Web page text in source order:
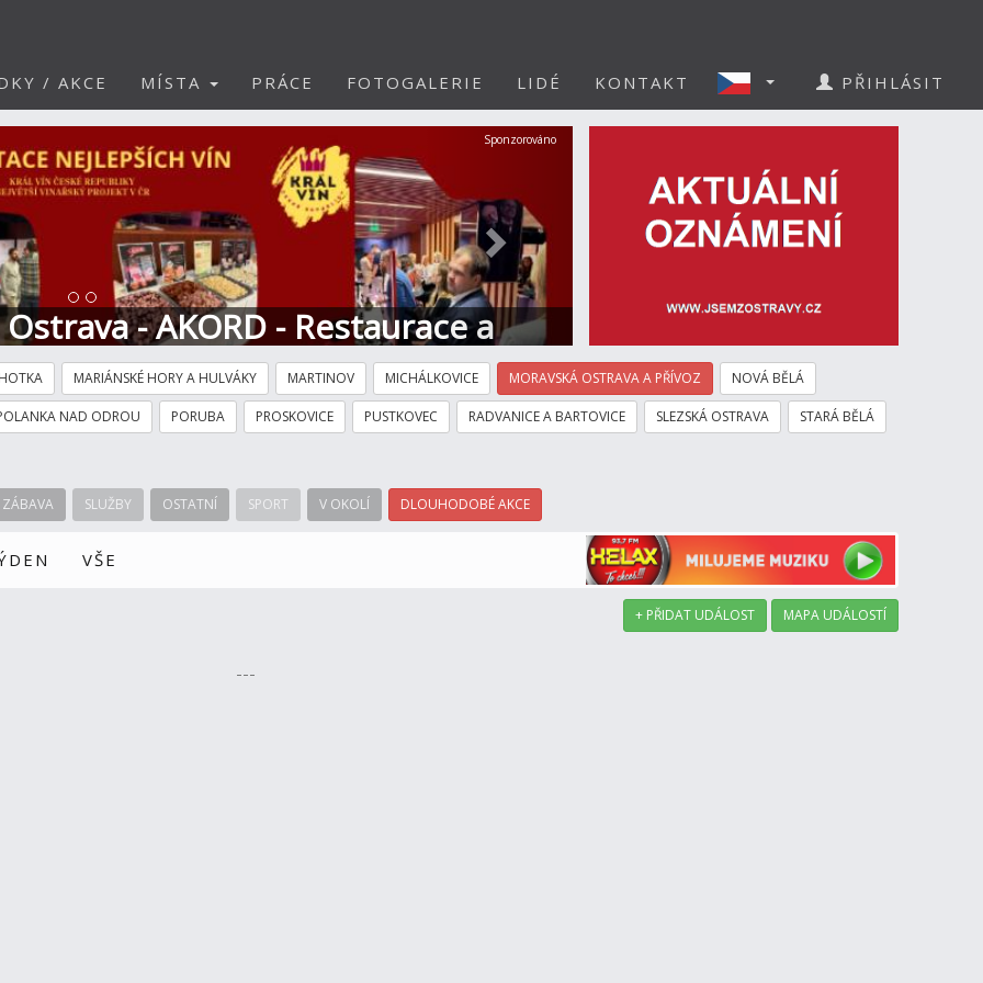
/ AKCE MÍSTA PRÁCE FOTOGALERIE LIDÉ KONTAKT PŘIHLÁSIT
- AKORD - Restaurace a
Další
Sponzorováno
MARIÁNSKÉ HORY A HULVÁKY MARTINOV MICHÁLKOVICE MORAVSKÁ OSTRAVA A PŘÍVOZ NOVÁ BĚLÁ
NAD ODROU PORUBA PROSKOVICE PUSTKOVEC RADVANICE A BARTOVICE SLEZSKÁ OSTRAVA STARÁ BĚLÁ
ZÁBAVA SLUŽBY OSTATNÍ SPORT V OKOLÍ DLOUHODOBÉ AKCE
VŠE
+ PŘIDAT UDÁLOST MAPA UDÁLOSTÍ
---